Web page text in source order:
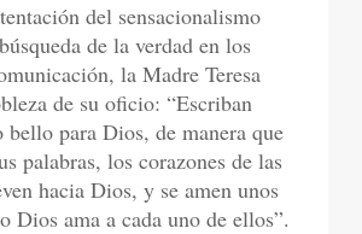
del sensacionalismo
de la verdad en los
la Madre Teresa
de su oficio: “Escriban
bello para Dios, de manera que
palabras, los corazones de las
hacia Dios, y se amen unos
Dios ama a cada uno de ellos”.